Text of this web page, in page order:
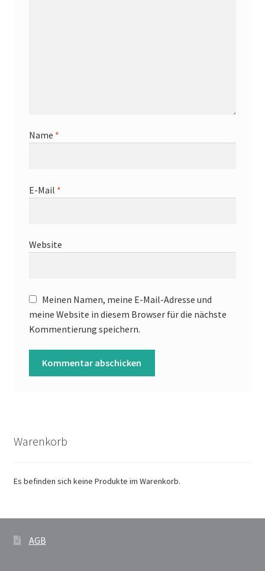
Name *
E-Mail *
Website
Meinen Namen, meine E-Mail-Adresse und
meine Website in diesem Browser für die nächste
Kommentierung speichern.
Warenkorb
Es befinden sich keine Produkte im Warenkorb.
AGB